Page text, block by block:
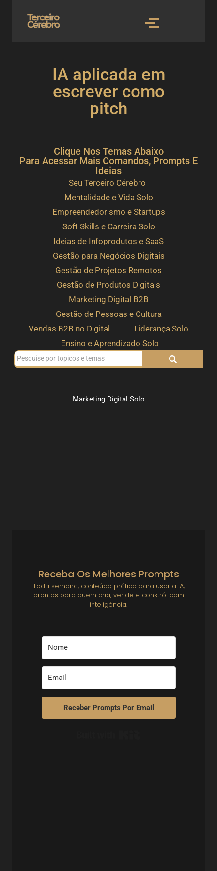
IA aplicada em
escrever como
pitch
Clique Nos Temas Abaixo
Para Acessar Mais Comandos, Prompts E
Ideias
Seu Terceiro Cérebro
Mentalidade e Vida Solo
Empreendedorismo e Startups
Soft Skills e Carreira Solo
Ideias de Infoprodutos e SaaS
Gestão para Negócios Digitais
Gestão de Projetos Remotos
Gestão de Produtos Digitais
Marketing Digital B2B
Gestão de Pessoas e Cultura
Vendas B2B no Digital
Liderança Solo
Ensino e Aprendizado Solo
Marketing Digital Solo
Receba Os Melhores Prompts
Toda semana, conteúdo prático para usar a IA,
prontos para quem cria, vende e constrói com
inteligência.
Receber Prompts Por Email